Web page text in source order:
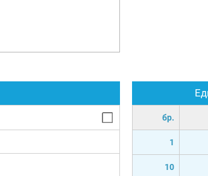
бр.
1
10